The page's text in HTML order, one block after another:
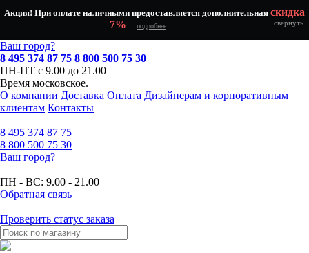
Акция! При оплате наличными предоставляется дополнительная скидка
7%
подробнее свернуть
Ваш город?
8 495 374 87 75 8 800 500 75 30
ПН-ПТ с 9.00 до 21.00
Время московское.
О компании Доставка Оплата Дизайнерам и корпоративным
клиентам Контакты
8 495 374 87 75
8 800 500 75 30
Ваш город?
ПН - ВС: 9.00 - 21.00
Обратная связь
Проверить статус заказа